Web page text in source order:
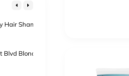
Hair Shampoo Шампунь для
Blvd Blonde Сансет Бульвар